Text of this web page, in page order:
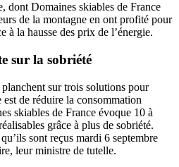
dont Domaines skiables de France
de la montagne en ont profité pour
à la hausse des prix de l’énergie.
sur la sobriété
sur trois solutions pour
de réduire la consommation
skiables de France évoque 10 à
grâce à plus de sobriété.
sont reçus mardi 6 septembre
leur ministre de tutelle.